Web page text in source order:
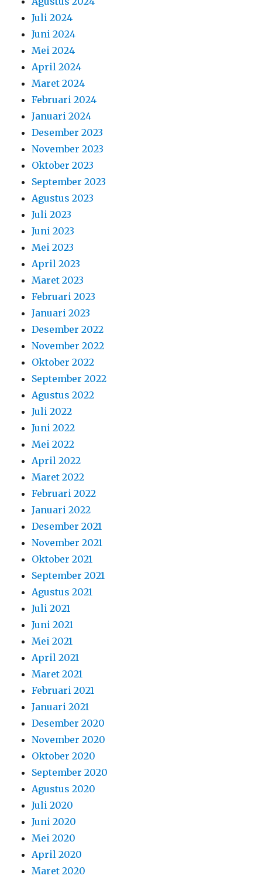
Juli 2024
Juni 2024
Mei 2024
April 2024
Maret 2024
Februari 2024
Januari 2024
Desember 2023
November 2023
Oktober 2023
September 2023
Agustus 2023
Juli 2023
Juni 2023
Mei 2023
April 2023
Maret 2023
Februari 2023
Januari 2023
Desember 2022
November 2022
Oktober 2022
September 2022
Agustus 2022
Juli 2022
Juni 2022
Mei 2022
April 2022
Maret 2022
Februari 2022
Januari 2022
Desember 2021
November 2021
Oktober 2021
September 2021
Agustus 2021
Juli 2021
Juni 2021
Mei 2021
April 2021
Maret 2021
Februari 2021
Januari 2021
Desember 2020
November 2020
Oktober 2020
September 2020
Agustus 2020
Juli 2020
Juni 2020
Mei 2020
April 2020
Maret 2020